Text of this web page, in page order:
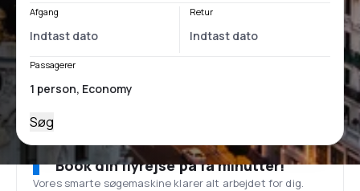
Afgang Retur
Passagerer
Søg
Book din flyrejse på få minutter!
Vores smarte søgemaskine klarer alt arbejdet for dig.